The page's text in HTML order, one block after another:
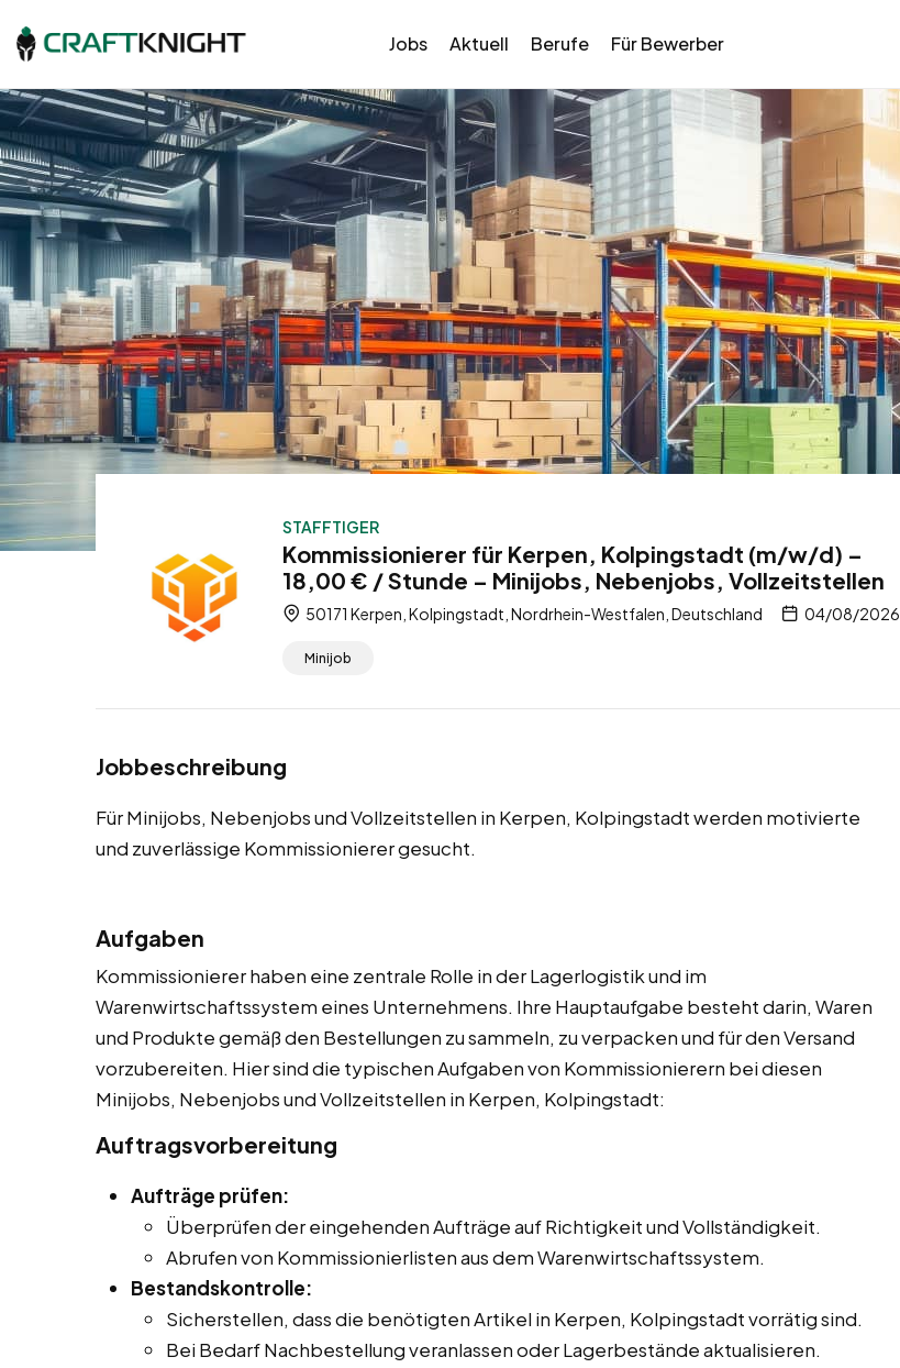
Jobs Aktuell Berufe Für Bewerber
STAFFTIGER
Kommissionierer für Kerpen, Kolpingstadt (m/w/d) –
18,00 € / Stunde – Minijobs, Nebenjobs, Vollzeitstellen
50171 Kerpen, Kolpingstadt, Nordrhein-Westfalen, Deutschland 04/08/2026
Minijob
Jobbeschreibung
Für Minijobs, Nebenjobs und Vollzeitstellen in Kerpen, Kolpingstadt werden motivierte
und zuverlässige Kommissionierer gesucht.
Aufgaben
Kommissionierer haben eine zentrale Rolle in der Lagerlogistik und im
Warenwirtschaftssystem eines Unternehmens. Ihre Hauptaufgabe besteht darin, Waren
und Produkte gemäß den Bestellungen zu sammeln, zu verpacken und für den Versand
vorzubereiten. Hier sind die typischen Aufgaben von Kommissionierern bei diesen
Minijobs, Nebenjobs und Vollzeitstellen in Kerpen, Kolpingstadt:
Auftragsvorbereitung
Aufträge prüfen:
Überprüfen der eingehenden Aufträge auf Richtigkeit und Vollständigkeit.
Abrufen von Kommissionierlisten aus dem Warenwirtschaftssystem.
Bestandskontrolle:
Sicherstellen, dass die benötigten Artikel in Kerpen, Kolpingstadt vorrätig sind.
Bei Bedarf Nachbestellung veranlassen oder Lagerbestände aktualisieren.